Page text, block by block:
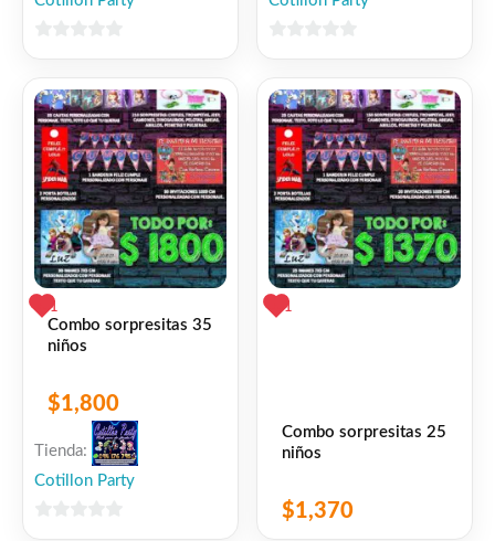
5
5
1
Combo sorpresitas 35
niños
$1,800
Tienda:
Cotillon Party
1
Combo sorpresitas 25
niños
$1,370